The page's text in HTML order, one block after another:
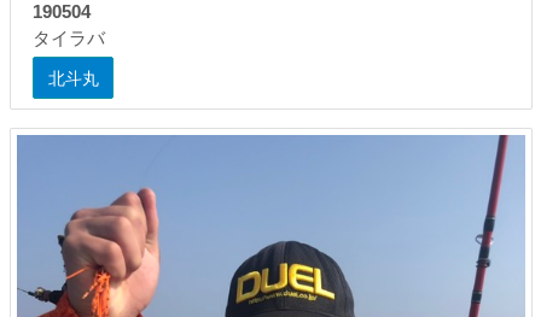
190504
タイラバ
北斗丸